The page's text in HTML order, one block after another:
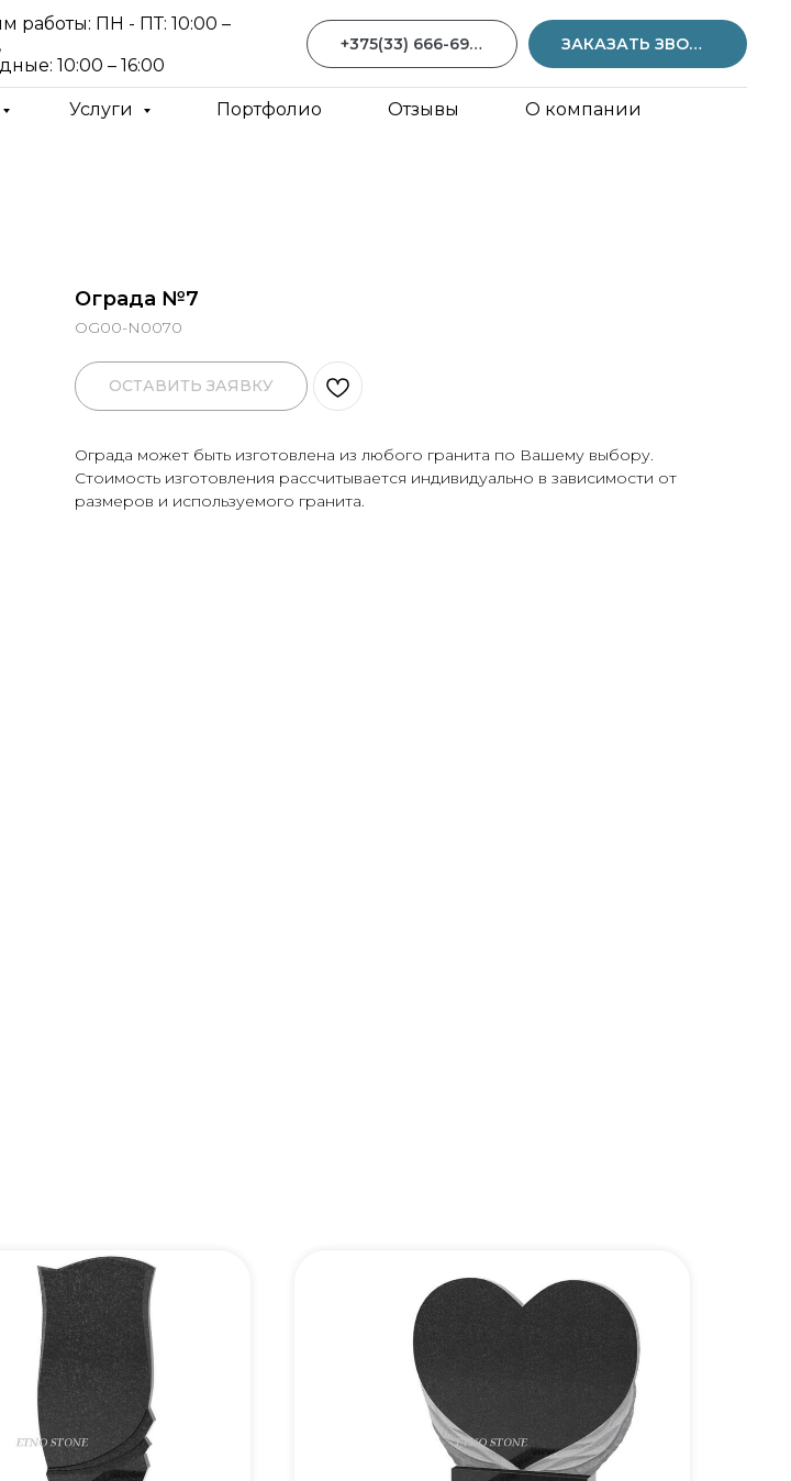
работы: ПН - ПТ: 10:00 –
10:00 – 16:00
+375(33) 666-69-59 ЗАКАЗАТЬ ЗВОНОК
Услуги Портфолио Отзывы
О компании
Ограда №7
OG00-N0070
ОСТАВИТЬ ЗАЯВКУ
Ограда может быть изготовлена из любого гранита по Вашему выбору.
Стоимость изготовления рассчитывается индивидуально в зависимости от
размеров и используемого гранита.